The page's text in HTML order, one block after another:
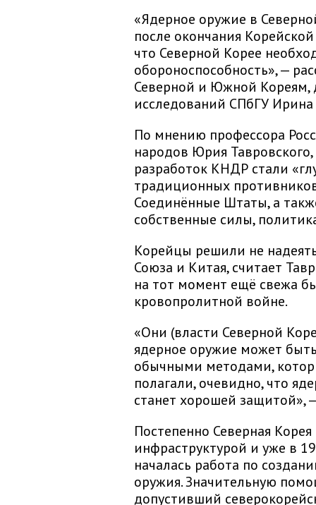
«Ядерное оружие в
после окончания
что Северной Корее
обороноспособность», —
Северной и Южной Кореям,
исследований СПбГУ
По мнению профессора
народов Юрия
разработок КНДР стали
традиционных
Соединённые Штаты, а
собственные силы,
Корейцы решили не
Союза и Китая, считает
на тот момент ещё свежа
кровопролитной войне.
«Они (власти Северной
ядерное оружие может
обычными методами,
полагали, очевидно, что
станет хорошей защитой»,
Постепенно Северная
инфраструктурой и уже в
началась работа по
оружия. Значительную
допустивший